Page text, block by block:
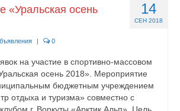
14
СЕН 2018
«Уральская осень
| 0
на участие в спортивно-массовом
осень 2018». Мероприятие
бюджетным учреждением
отдыха и туризма» совместно с